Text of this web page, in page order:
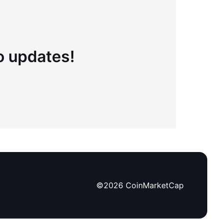
updates!
©2026 CoinMarketCap